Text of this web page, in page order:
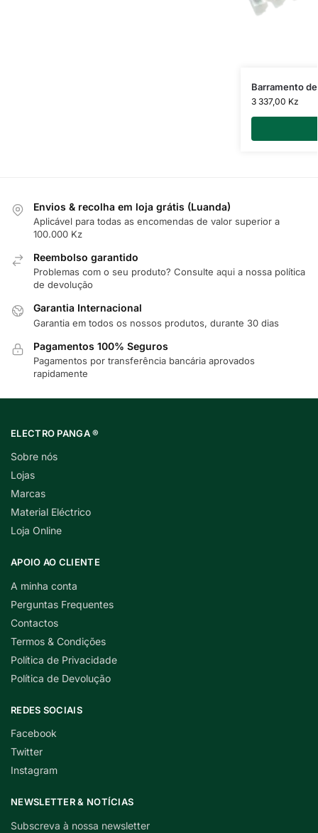
Barramento
3 337,00 Kz
Envios & recolha em loja grátis (Luanda)
Aplicável para todas as encomendas de valor superior a
100.000 Kz
Reembolso garantido
Problemas com o seu produto? Consulte aqui a nossa política
de devolução
Garantia Internacional
Garantia em todos os nossos produtos, durante 30 dias
Pagamentos 100% Seguros
Pagamentos por transferência bancária aprovados
rapidamente
ELECTRO PANGA ®
Sobre nós
Lojas
Marcas
Material Eléctrico
Loja Online
APOIO AO CLIENTE
A minha conta
Perguntas Frequentes
Contactos
Termos & Condições
Política de Privacidade
Política de Devolução
REDES SOCIAIS
Facebook
Twitter
Instagram
NEWSLETTER & NOTÍCIAS
Subscreva à nossa newsletter